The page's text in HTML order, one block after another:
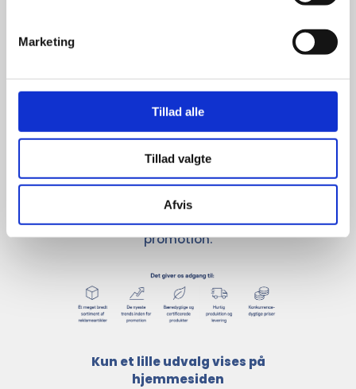
Marketing
Tillad alle
Tillad valgte
Afvis
giver større
udvalg
For at sikre høj kvalitet og stor
leveringssikkerhed samarbejder vi
med de største og mest
anerkendte leverandører inden for
promotion.
Kun et lille udvalg vises på
hjemmesiden